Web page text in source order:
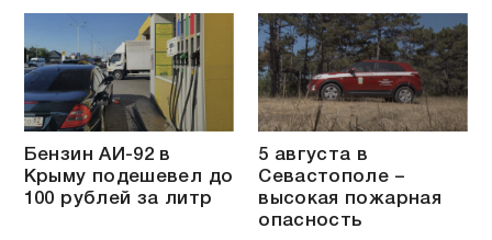
Бензин АИ-92 в
Крыму подешевел до
100 рублей за литр
5 августа в
Севастополе –
высокая пожарная
опасность